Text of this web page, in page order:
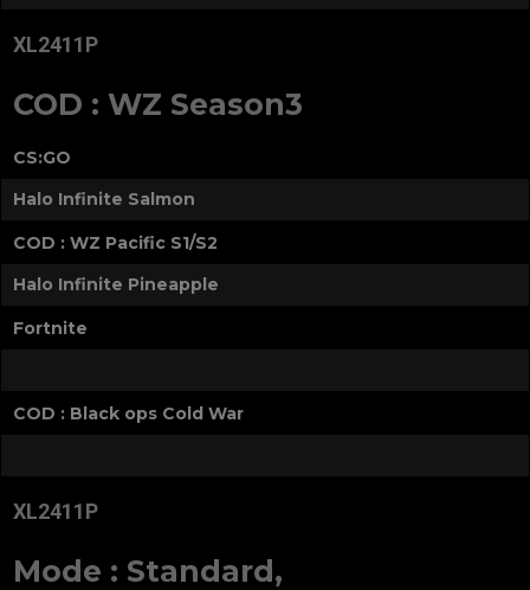
XL2411P
COD : WZ Season3
CS:GO
Halo Infinite Salmon
COD : WZ Pacific S1/S2
Halo Infinite Pineapple
Fortnite
COD : Black ops Cold War
XL2411P
Mode : Standard,